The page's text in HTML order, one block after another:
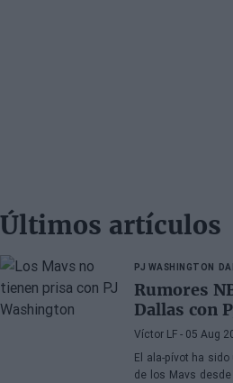
Últimos artículos
PJ WASHINGTON
Rumores
Dallas con
Víctor LF - 05 Aug
El ala-pívot ha
de los Mavs desde